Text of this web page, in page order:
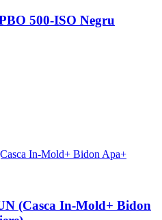
500-ISO Negru
(Casca In-Mold+ Bidon